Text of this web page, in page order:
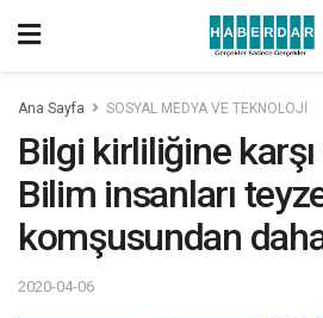
Ana Sayfa SOSYAL MEDYA VE TEKNOLOJİ
Bilgi kirliliğine
Bilim insanları
komşusundan
2020-04-06